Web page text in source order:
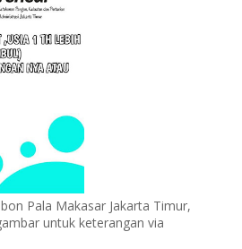
Pala Makasar Jakarta Timur,
untuk keterangan via